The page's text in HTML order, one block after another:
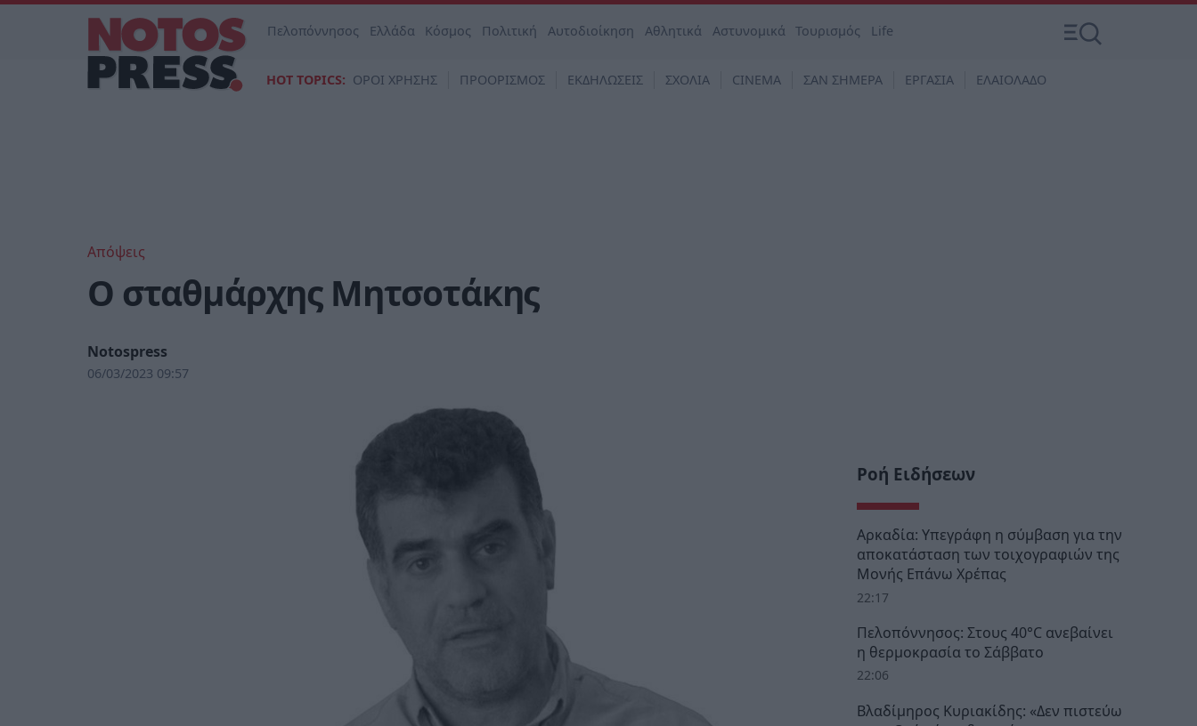
Πελοπόννησος Ελλάδα Κόσμος Πολιτική Αυτοδιοίκηση Αθλητικά Αστυνομικά Τουρισμός Life
HOT TOPICS: ΟΡΟΙ ΧΡΗΣΗΣ ΠΡΟΟΡΙΣΜΟΣ ΕΚΔΗΛΩΣΕΙΣ ΣΧΟΛΙΑ CINEMA ΣΑΝ ΣΗΜΕΡΑ ΕΡΓΑΣΙΑ ΕΛΑΙΟΛΑΔΟ
Απόψεις
O σταθμάρχης Μητσοτάκης
Notospress
06/03/2023 09:57
Ροή Ειδήσεων
Αρκαδία: Υπεγράφη η σύμβαση για την
αποκατάσταση των τοιχογραφιών της
Μονής Επάνω Χρέπας
22:17
Πελοπόννησος: Στους 40°C ανεβαίνει
η θερμοκρασία το Σάββατο
22:06
Βλαδίμηρος Κυριακίδης: «Δεν πιστεύω